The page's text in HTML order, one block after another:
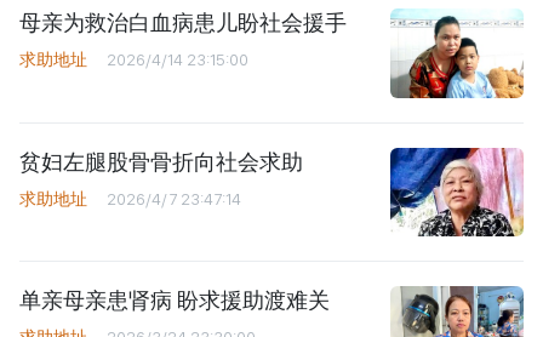
母亲为救治白血病患儿盼社会援手
求助地址 2026/4/14 23:15:00
贫妇左腿股骨骨折向社会求助
求助地址 2026/4/7 23:47:14
单亲母亲患肾病 盼求援助渡难关